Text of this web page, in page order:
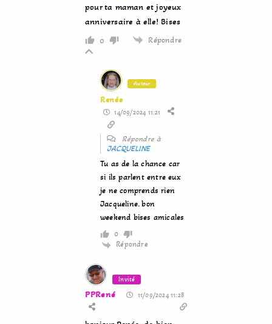
pour ta maman et joyeux
anniversaire à elle! Bises
0 Répondre
Auteur
Renée
14/09/2024 11:21
Répondre à
JACQUELINE
Tu as de la chance car
si ils parlent entre eux
je ne comprends rien
Jacqueline. bon
weekend bises amicales
0
Répondre
Invité
PPRené 11/09/2024 11:28